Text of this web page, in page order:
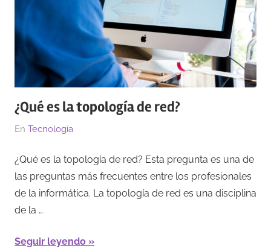
¿Qué es la topología de red?
El
Por
En Tecnología
¿Qué es la topología de red? Esta pregunta es una de
las preguntas más frecuentes entre los profesionales
de la informática. La topología de red es una disciplina
de la …
Seguir leyendo